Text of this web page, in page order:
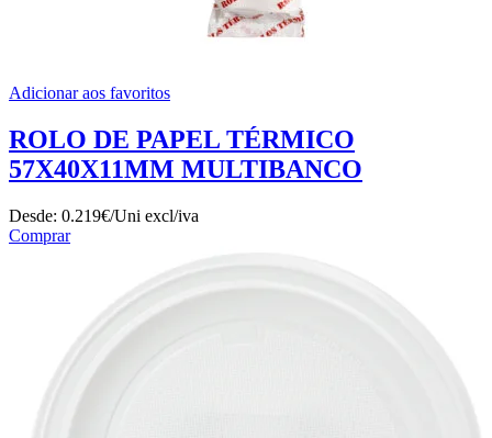
Adicionar aos favoritos
ROLO DE PAPEL TÉRMICO
57X40X11MM MULTIBANCO
Desde: 0.219€/Uni excl/iva
Comprar